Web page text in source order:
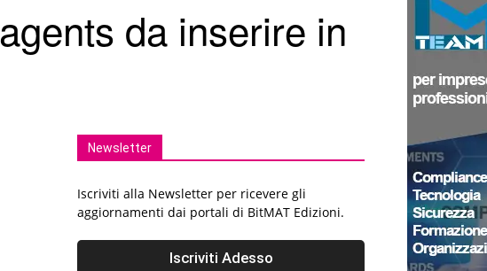
da inserire in
Newsletter
Iscriviti alla Newsletter per ricevere gli
aggiornamenti dai portali di BitMAT Edizioni.